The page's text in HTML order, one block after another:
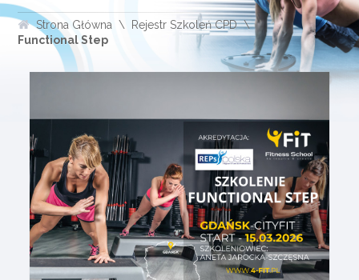
Strona Główna
Rejestr Szkoleń CPD
Functional Step